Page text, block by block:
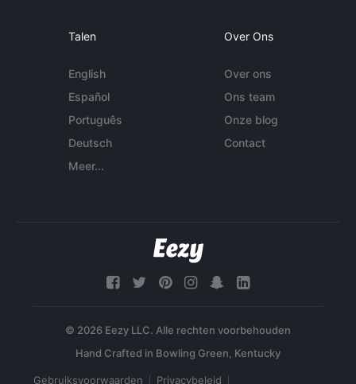
Talen
English
Español
Português
Deutsch
Meer...
Over Ons
Over ons
Ons team
Onze blog
Contact
© 2026 Eezy LLC. Alle rechten voorbehouden
Gebruiksvoorwaarden Privacybeleid